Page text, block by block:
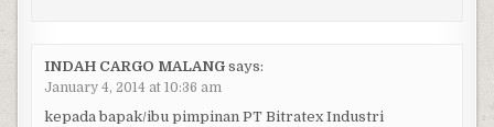
INDAH CARGO MALANG says:
January 4, 2014 at 10:36 am
kepada bapak/ibu pimpinan PT Bitratex Industri